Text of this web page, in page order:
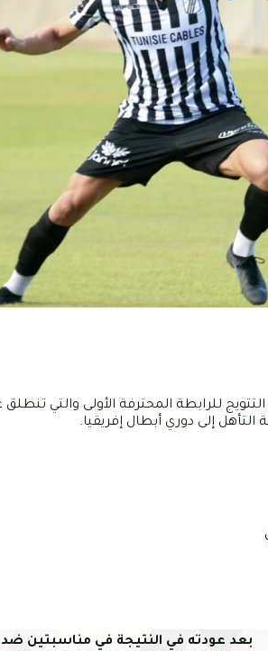
للرابطة المحترفة الأولى والتي تنطلق
إلى دوري أبطال إفريقيا.
بعد عودته في النتيجة في مناسبتين ضد